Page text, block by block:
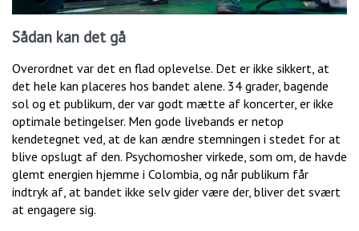
Sådan kan det gå
Overordnet var det en flad oplevelse. Det er ikke sikkert, at
det hele kan placeres hos bandet alene. 34 grader, bagende
sol og et publikum, der var godt mætte af koncerter, er ikke
optimale betingelser. Men gode livebands er netop
kendetegnet ved, at de kan ændre stemningen i stedet for at
blive opslugt af den. Psychomosher virkede, som om, de havde
glemt energien hjemme i Colombia, og når publikum får
indtryk af, at bandet ikke selv gider være der, bliver det svært
at engagere sig.